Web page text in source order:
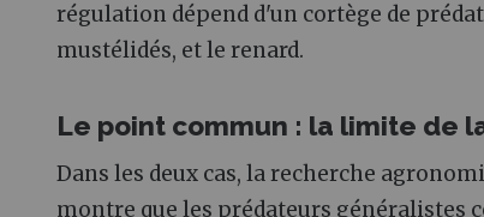
régulation dépend d'un cortège de
mustélidés, et le renard.
Le point commun : la limite de
Dans les deux cas, la recherche
montre que les prédateurs généralistes